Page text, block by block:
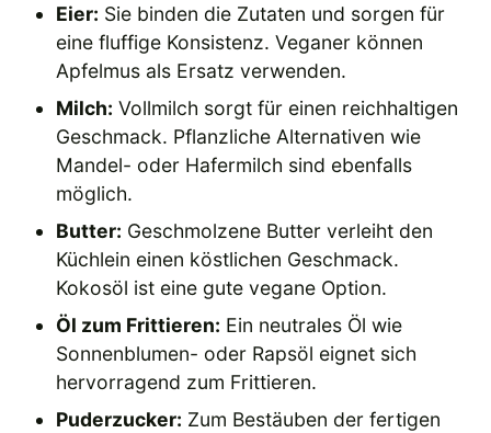
Eier: Sie binden die Zutaten und sorgen für
eine fluffige Konsistenz. Veganer können
Apfelmus als Ersatz verwenden.
Milch: Vollmilch sorgt für einen reichhaltigen
Geschmack. Pflanzliche Alternativen wie
Mandel- oder Hafermilch sind ebenfalls
möglich.
Butter: Geschmolzene Butter verleiht den
Küchlein einen köstlichen Geschmack.
Kokosöl ist eine gute vegane Option.
Öl zum Frittieren: Ein neutrales Öl wie
Sonnenblumen- oder Rapsöl eignet sich
hervorragend zum Frittieren.
Puderzucker: Zum Bestäuben der fertigen